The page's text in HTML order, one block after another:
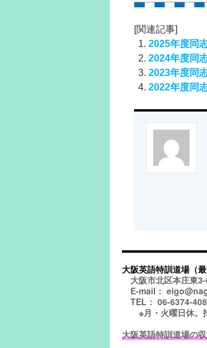
[関連記事]
2025年度同
2024年度同
2023年度同
2022年度同
大阪英語特訓道場（
大阪市北区本庄東
E-mail：
TEL： 06-6374-
※月・火曜日休。指
大阪英語特訓道場の